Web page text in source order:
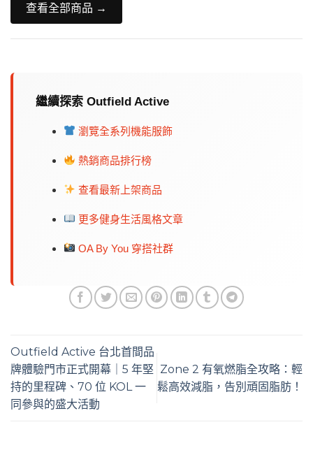
查看全部商品 →
繼續探索 Outfield Active
瀏覽全系列機能服飾
熱銷商品排行榜
查看最新上架商品
更多健身生活風格文章
OA By You 穿搭社群
Outfield Active 台北首間品
牌體驗門市正式開幕｜5 年堅
持的里程碑、70 位 KOL 一
同參與的盛大活動
Zone 2 有氧燃脂全攻略：輕
鬆高效減脂，告別頑固脂肪！